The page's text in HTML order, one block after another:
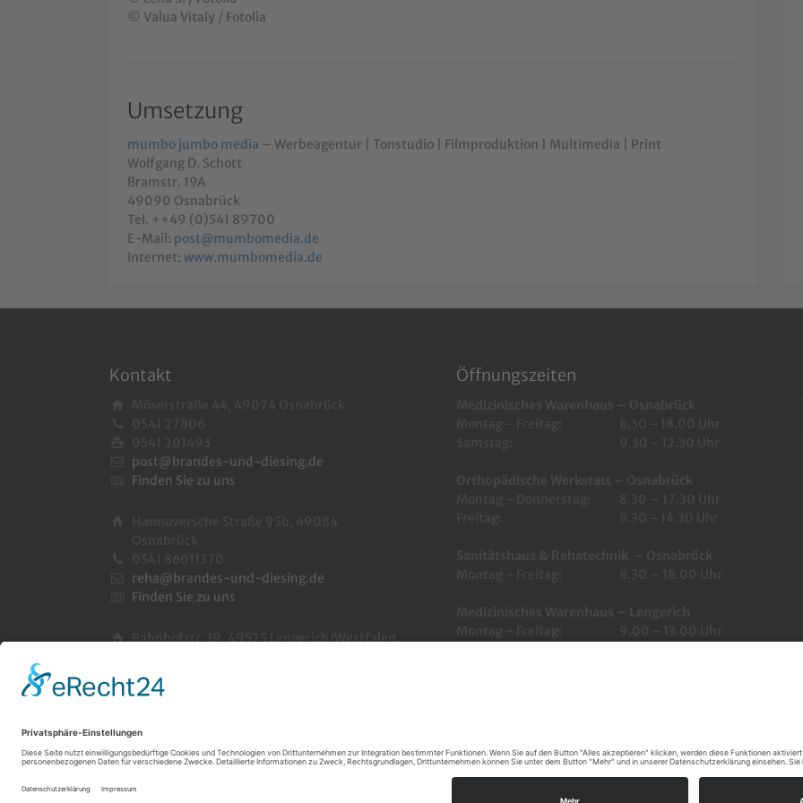
© Valua Vitaly / Fotolia
Umsetzung
mumbo jumbo media – Werbeagentur | Tonstudio | Filmproduktion | Multimedia | Print
Wolfgang D. Schott
Bramstr. 19A
49090 Osnabrück
Tel. ++49 (0)541 89700
E-Mail: post@mumbomedia.de
Internet: www.mumbomedia.de
Kontakt
post@brandes-und-diesing.de
Finden Sie zu uns
reha@brandes-und-diesing.de
Finden Sie zu uns
Bahnhofstr. 19, 49525 Lengerich/Westfalen
05481 389312
post@brandes-und-diesing.de
Öffnungszeiten